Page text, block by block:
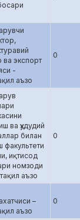
ва экспорт
-
аъзо
0
ва ҳудудий
билан
факультети
иқтисод
номзоди
аъзо
0
–
аъзо
0